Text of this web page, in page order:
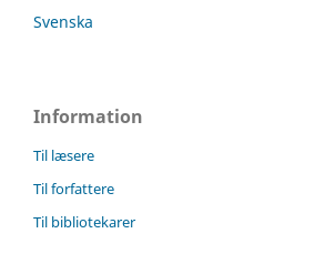
Svenska
Information
Til læsere
Til forfattere
Til bibliotekarer